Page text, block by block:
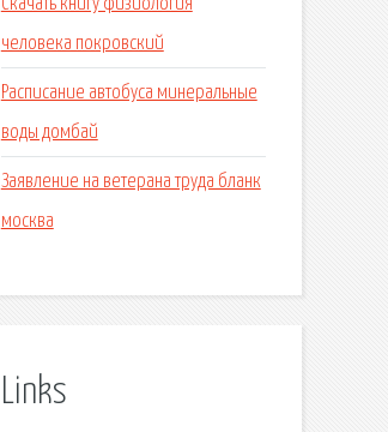
человека покровский
Расписание автобуса минеральные
воды домбай
Заявление на ветерана труда бланк
москва
Links